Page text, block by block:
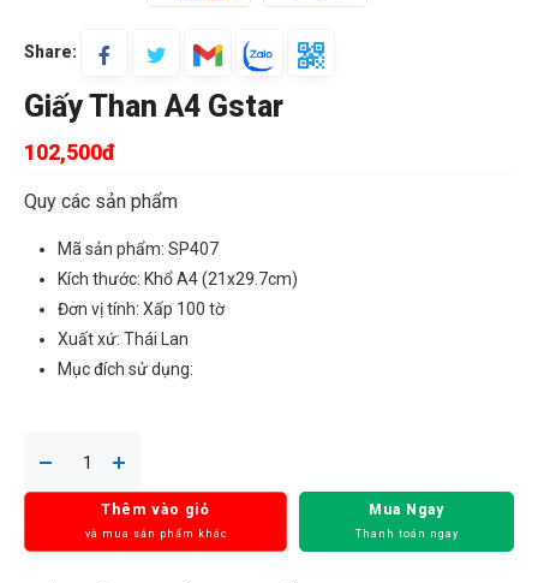
Share:
Giấy Than A4 Gstar
102,500đ
Quy các sản phẩm
Mã sản phẩm: SP407
Kích thước: Khổ A4 (21x29.7cm)
Đơn vị tính: Xấp 100 tờ
Xuất xứ: Thái Lan
Mục đích sử dụng:
Thêm vào giỏ
và mua sản phẩm khác
Mua Ngay
Thanh toán ngay